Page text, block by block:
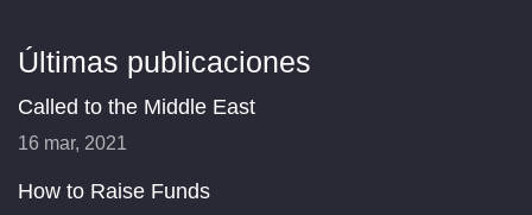
Últimas publicaciones
Called to the Middle East
16 mar, 2021
How to Raise Funds